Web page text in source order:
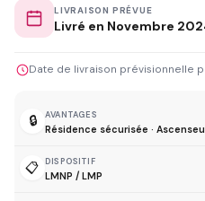
LIVRAISON PRÉVUE
Livré en Novembre
Date de livraison prévisionnelle
🔒 AVANTAGES
Résidence sécurisée ·
📋 DISPOSITIF
LMNP / LMP